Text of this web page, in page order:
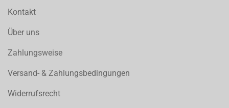
Kontakt
Über uns
Zahlungsweise
Versand- & Zahlungsbedingungen
Widerrufsrecht